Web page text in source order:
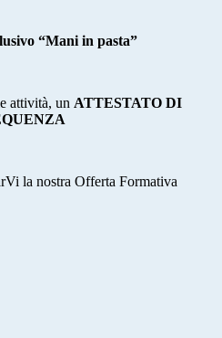
“Mani in pasta”
attività, un ATTESTATO DI
la nostra Offerta Formativa